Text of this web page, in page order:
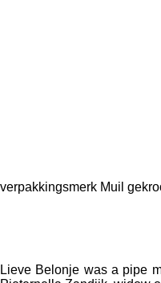
verpakkingsmerk Muil
Lieve Belonje was a pipe